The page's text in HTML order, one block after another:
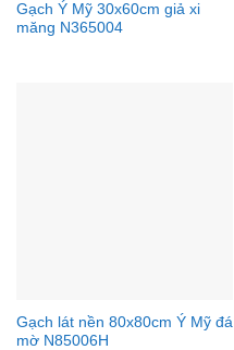
Gạch Ý Mỹ 30x60cm giả xi
măng N365004
Gạch lát nền 80x80cm Ý Mỹ đá
mờ N85006H